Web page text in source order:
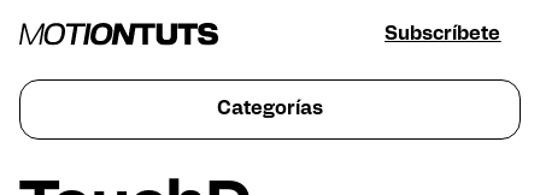
Subscríbete
Categorías